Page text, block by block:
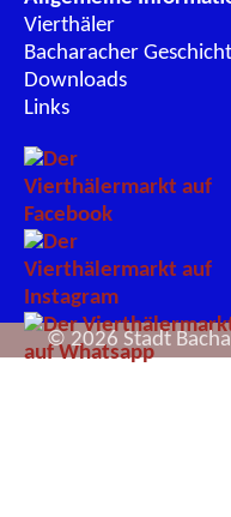
Vierthäler
Bacharacher
Downloads
Links
© 2026 Stadt